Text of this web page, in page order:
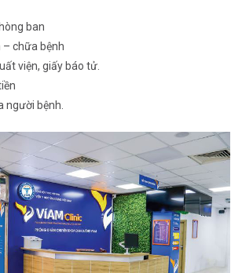
ban
– chữa bệnh
viện, giấy báo tử.
người bệnh.